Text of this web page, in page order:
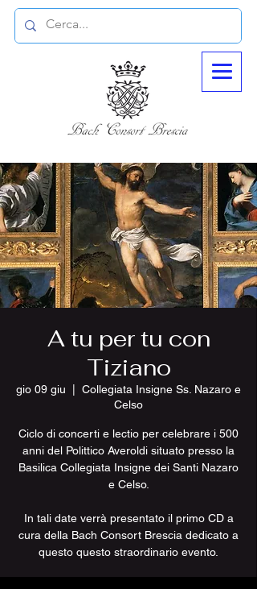
A tu per tu con
Tiziano
gio 09 giu
Collegiata Insigne Ss. Nazaro e
Celso
Ciclo di concerti e lectio per celebrare i 500
anni del Polittico Averoldi situato presso la
Basilica Collegiata Insigne dei Santi Nazaro
e Celso.
In tali date verrà presentato il primo CD a
cura della Bach Consort Brescia dedicato a
questo questo straordinario evento.